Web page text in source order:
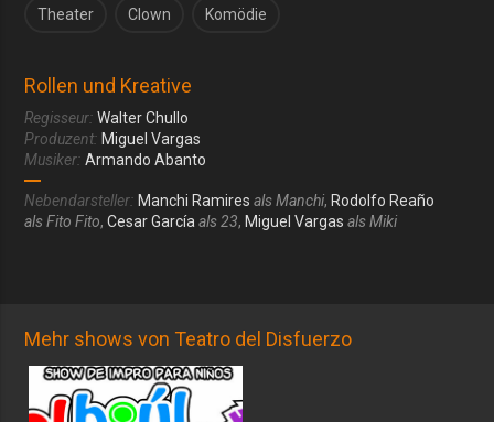
Theater Clown Komödie
Rollen und Kreative
Regisseur: Walter Chullo
Produzent: Miguel Vargas
Musiker: Armando Abanto
Nebendarsteller: Manchi Ramires als Manchi,Rodolfo Reaño
als Fito Fito,Cesar García als 23,Miguel Vargas als Miki
Mehr shows von Teatro del Disfuerzo